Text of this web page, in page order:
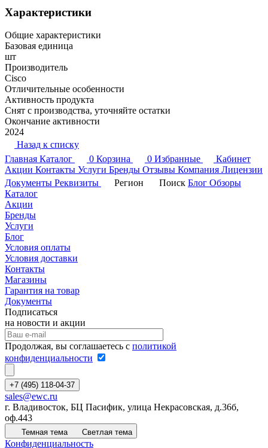
Характеристики
Общие характеристики
Базовая единица
шт
Производитель
Cisco
Отличительные особенности
Активность продукта
Снят с производства, уточняйте остатки
Окончание активности
2024
Назад к списку
Главная Каталог 0 Корзина 0 Избранные
Кабинет
Акции Контакты Услуги Бренды Отзывы Компания Лицензии
Документы Реквизиты Регион Поиск Блог Обзоры
Каталог
Акции
Бренды
Услуги
Блог
Условия оплаты
Условия доставки
Контакты
Магазины
Гарантия на товар
Документы
Подписаться
на новости и акции
Продолжая, вы соглашаетесь с политикой
конфиденциальности
+7 (495) 118-04-37
sales@ewc.ru
г. Владивосток, БЦ Пасифик, улица Некрасовская, д.36б,
оф.443
Темная тема Светлая тема
Конфиденциальность